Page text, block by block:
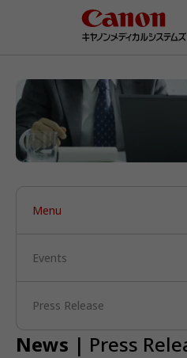
Menu
Events
Press Release
News | Press